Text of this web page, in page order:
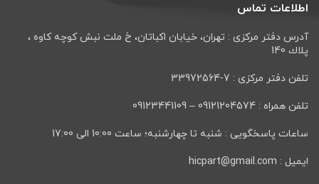
اطلاعات تماس
آدرس دفتر مرکزی : تهران، خيابان اكباتان، خ ملت نبش كوچه كاوه ،
پلاك 140
تلفن دفتر مرکزی : 7-33972564
تلفن همراه : 09121204574 – 09123441109
ساعات پاسخگویی : شنبه تا چهارشنبه؛ ساعت 10:00 الی 17:00
ایمیل : hicpart@gmail.com